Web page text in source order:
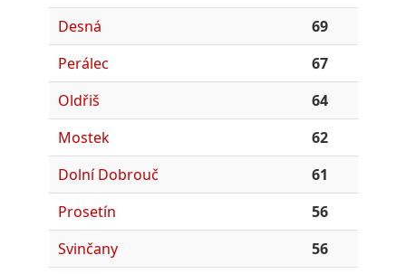
Desná
69
Perálec
67
Oldřiš
64
Mostek
62
Dolní Dobrouč
61
Prosetín
56
Svinčany
56